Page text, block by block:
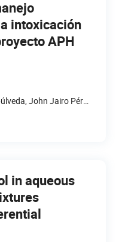
intoxicación
APH
John Jairo Pérez
in aqueous